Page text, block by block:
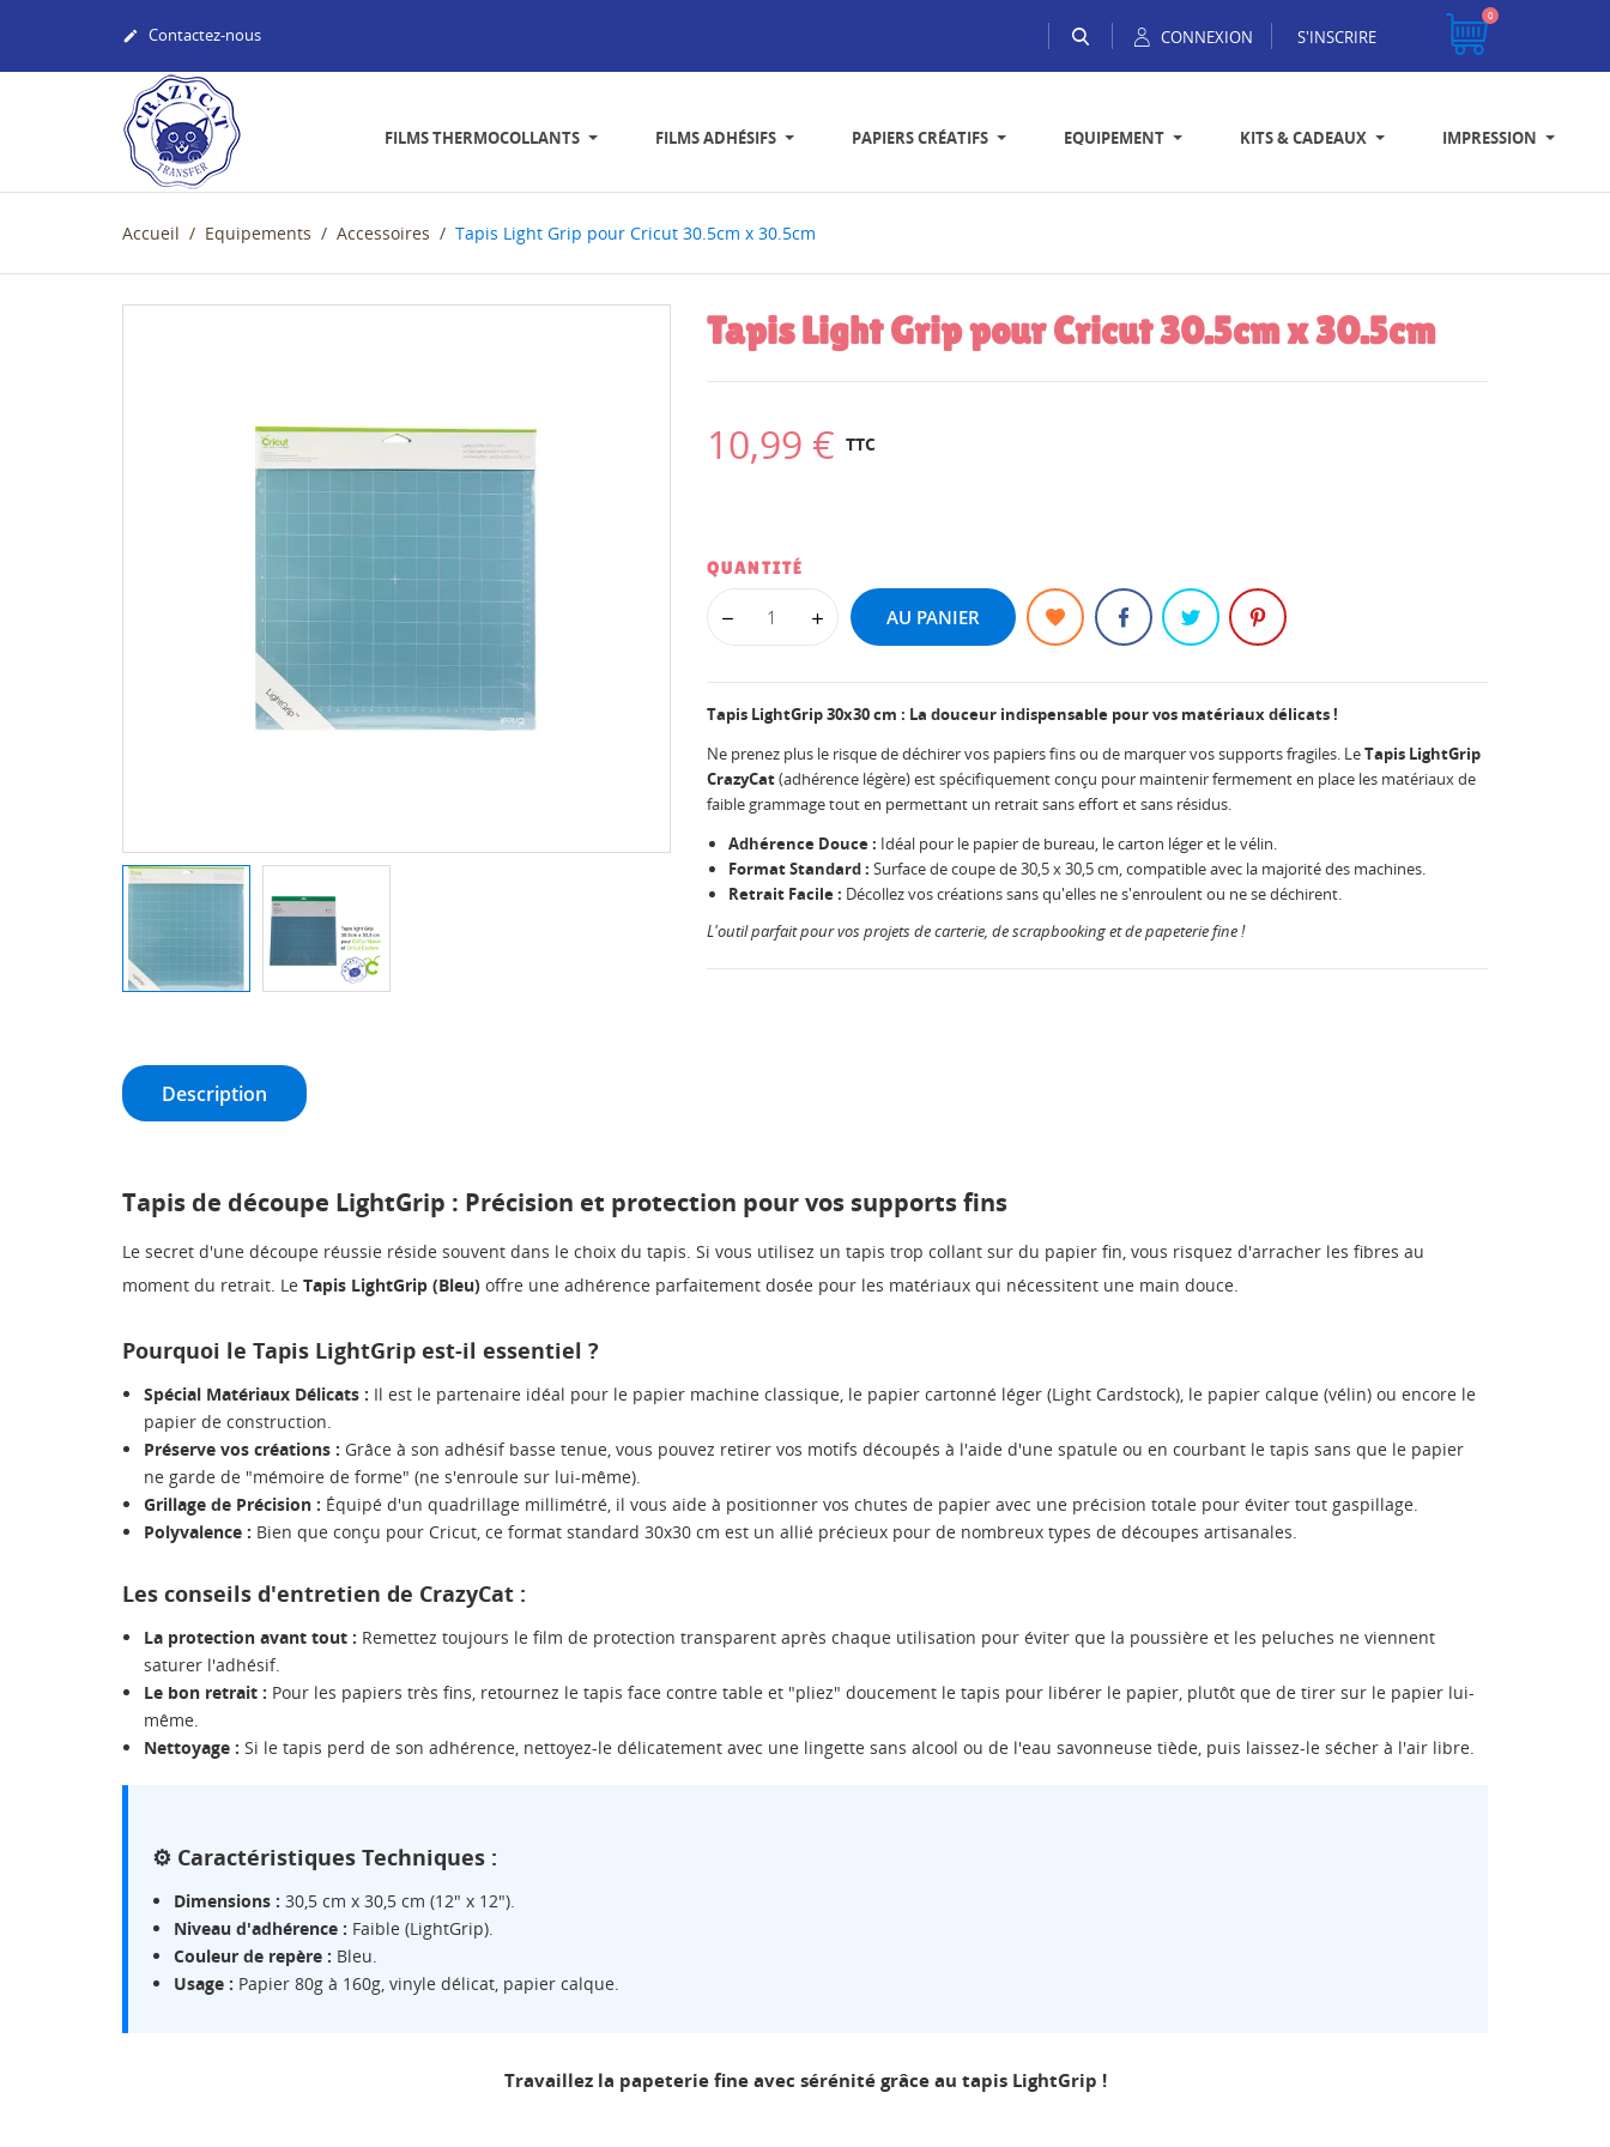
 Contactez-nous CONNEXION S'INSCRIRE
0
FILMS THERMOCOLLANTS FILMS ADHÉSIFS PAPIERS CRÉATIFS EQUIPEMENT KITS & CADEAUX IMPRESSION
Accueil Equipements Accessoires Tapis Light Grip pour Cricut 30.5cm x 30.5cm
Tapis Light Grip pour Cricut 30.5cm x 30.5cm
10,99 € TTC
QUANTITÉ
AU PANIER
Tapis LightGrip 30x30 cm : La douceur indispensable pour vos matériaux délicats !
Ne prenez plus le risque de déchirer vos papiers fins ou de marquer vos supports fragiles. LeTapis LightGrip
CrazyCat(adhérence légère) est spécifiquement conçu pour maintenir fermement en place les matériaux de
faible grammage tout en permettant un retrait sans effort et sans résidus.
Adhérence Douce : Idéal pour le papier de bureau, le carton léger et le vélin.
Format Standard : Surface de coupe de 30,5 x 30,5 cm, compatible avec la majorité des machines.
Retrait Facile : Décollez vos créations sans qu'elles ne s'enroulent ou ne se déchirent.
L'outil parfait pour vos projets de carterie, de scrapbooking et de papeterie fine !
Description
Tapis de découpe LightGrip : Précision et protection pour vos supports fins
Le secret d'une découpe réussie réside souvent dans le choix du tapis. Si vous utilisez un tapis trop collant sur du papier fin, vous risquez d'arracher les fibres au
moment du retrait. Le Tapis LightGrip (Bleu) offre une adhérence parfaitement dosée pour les matériaux qui nécessitent une main douce.
Pourquoi le Tapis LightGrip est-il essentiel ?
Spécial Matériaux Délicats : Il est le partenaire idéal pour le papier machine classique, le papier cartonné léger (Light Cardstock), le papier calque (vélin) ou encore le
papier de construction.
Préserve vos créations : Grâce à son adhésif basse tenue, vous pouvez retirer vos motifs découpés à l'aide d'une spatule ou en courbant le tapis sans que le papier
ne garde de "mémoire de forme" (ne s'enroule sur lui-même).
Grillage de Précision : Équipé d'un quadrillage millimétré, il vous aide à positionner vos chutes de papier avec une précision totale pour éviter tout gaspillage.
Polyvalence : Bien que conçu pour Cricut, ce format standard 30x30 cm est un allié précieux pour de nombreux types de découpes artisanales.
Les conseils d'entretien de CrazyCat :
La protection avant tout : Remettez toujours le film de protection transparent après chaque utilisation pour éviter que la poussière et les peluches ne viennent
saturer l'adhésif.
Le bon retrait : Pour les papiers très fins, retournez le tapis face contre table et "pliez" doucement le tapis pour libérer le papier, plutôt que de tirer sur le papier lui-
même.
Nettoyage : Si le tapis perd de son adhérence, nettoyez-le délicatement avec une lingette sans alcool ou de l'eau savonneuse tiède, puis laissez-le sécher à l'air libre.
⚙️ Caractéristiques Techniques :
Dimensions : 30,5 cm x 30,5 cm (12" x 12").
Niveau d'adhérence : Faible (LightGrip).
Couleur de repère : Bleu.
Usage : Papier 80g à 160g, vinyle délicat, papier calque.
Travaillez la papeterie fine avec sérénité grâce au tapis LightGrip !
CONNEXION